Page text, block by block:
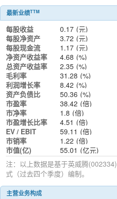
最新业绩TTM
每股收益 0.17 (元)
每股净资产
3.72 (元)
每股现金流
1.17 (元)
净资产收益率
4.68 (%)
总资产收益率
2.35 (%)
毛利率
31.28 (%)
利润增长率
8.42 (%)
资产负债比
50.36 (%)
市盈率
38.42 (倍)
市净率
1.8 (倍)
市盈增长比率
4.51 (倍)
EV / EBIT
59.11 (倍)
市销率
1.22 (倍)
市值(亿)
55.01 (亿元)
注：以上数据是基于英威腾(002334)
式（过去四个季度）编制。
主营业务构成